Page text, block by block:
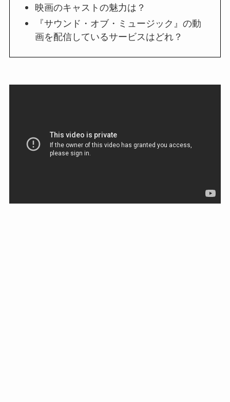
映画のキャストの魅力は？
『サウンド・オブ・ミュージック』の動
画を配信しているサービスはどれ？